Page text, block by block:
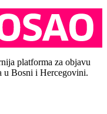
platforma za objavu
u Bosni i Hercegovini.